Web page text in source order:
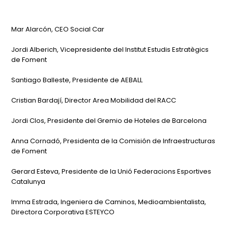
Mar Alarcón, CEO Social Car
Jordi Alberich, Vicepresidente del Institut Estudis Estratègics
de Foment
Santiago Balleste, Presidente de AEBALL
Cristian Bardají, Director Area Mobilidad del RACC
Jordi Clos, Presidente del Gremio de Hoteles de Barcelona
Anna Cornadó, Presidenta de la Comisión de Infraestructuras
de Foment
Gerard Esteva, Presidente de la Unió Federacions Esportives
Catalunya
Imma Estrada, Ingeniera de Caminos, Medioambientalista,
Directora Corporativa ESTEYCO